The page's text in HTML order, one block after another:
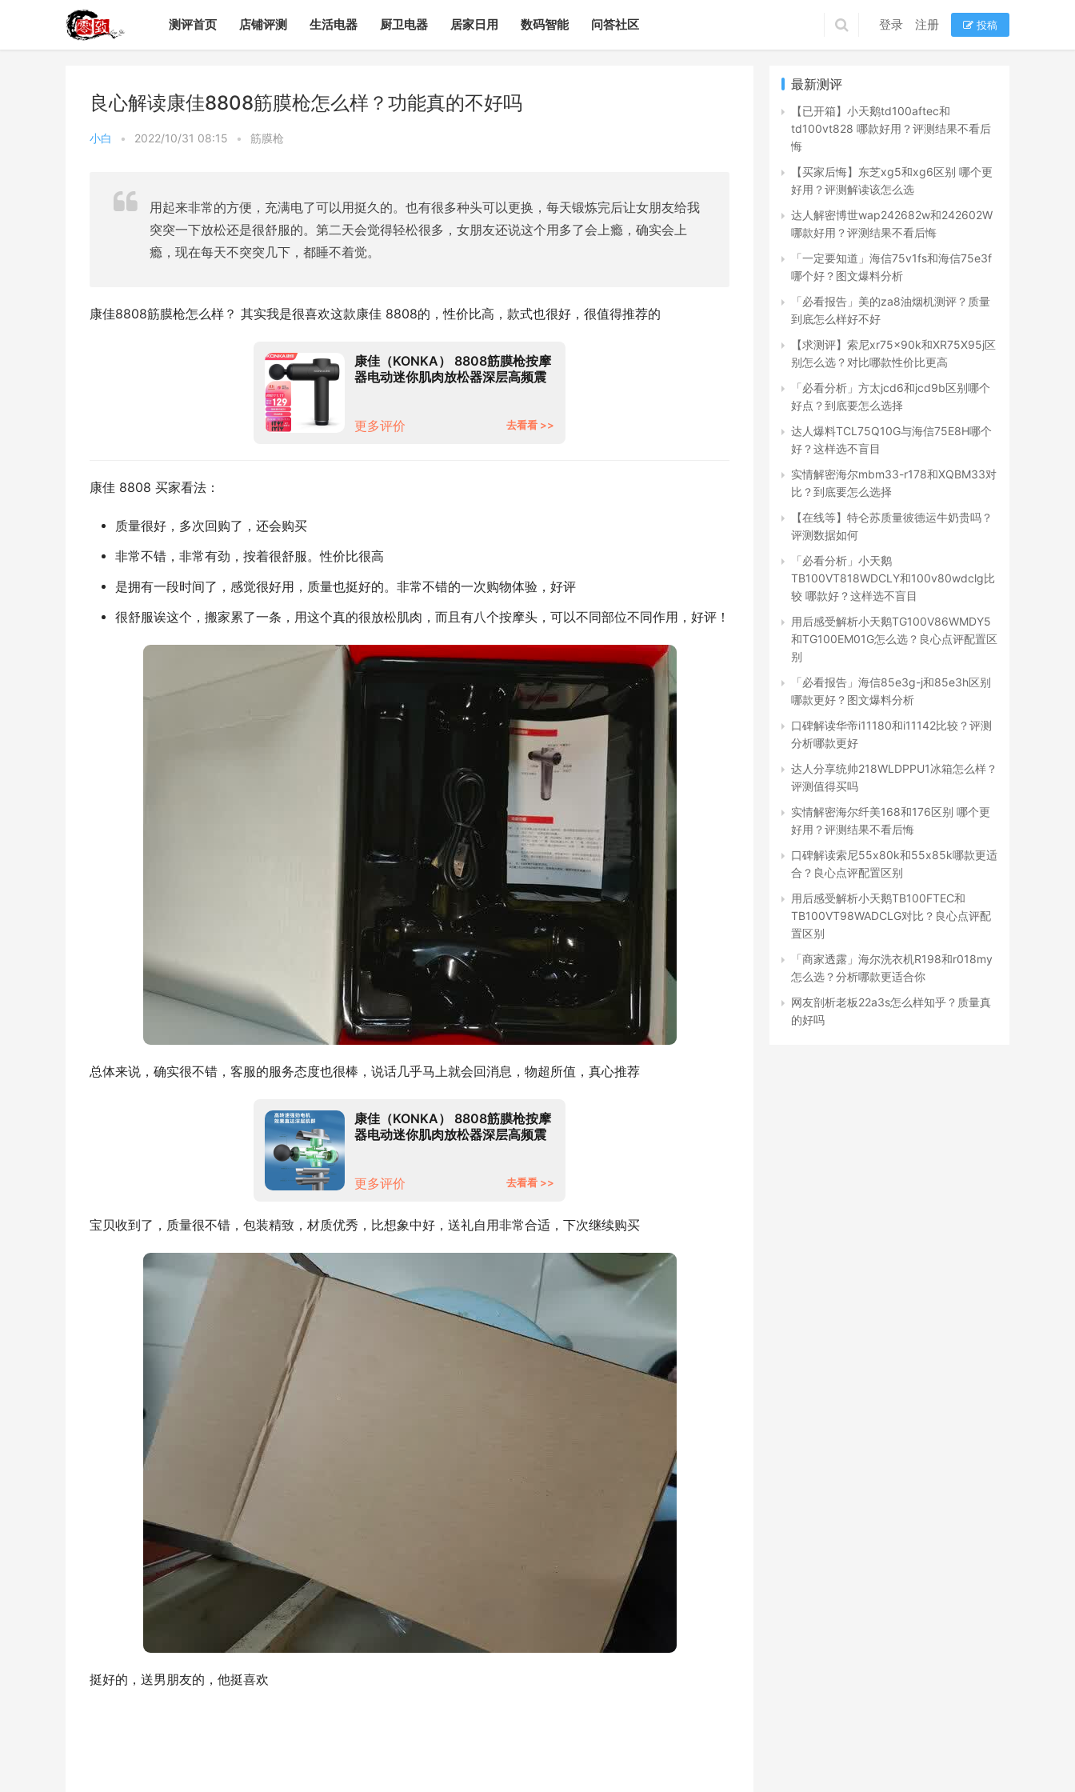
测评首页 店铺评测 生活电器 厨卫电器 居家日用 数码智能 问答社区 登录 注册 投稿
良心解读康佳8808筋膜枪怎么样？功能真的不好吗
小白 • 2022/10/31 08:15 • 筋膜枪
用起来非常的方便，充满电了可以用挺久的。也有很多种头可以更换，每天锻炼完后让女朋友给我
突突一下放松还是很舒服的。第二天会觉得轻松很多，女朋友还说这个用多了会上瘾，确实会上
瘾，现在每天不突突几下，都睡不着觉。
康佳8808筋膜枪怎么样？ 其实我是很喜欢这款康佳 8808的，性价比高，款式也很好，很值得推荐的
康佳（KONKA） 8808筋膜枪按摩
器电动迷你肌肉放松器深层高频震
更多评价 去看看 >>
康佳 8808 买家看法：
质量很好，多次回购了，还会购买
非常不错，非常有劲，按着很舒服。性价比很高
是拥有一段时间了，感觉很好用，质量也挺好的。非常不错的一次购物体验，好评
很舒服诶这个，搬家累了一条，用这个真的很放松肌肉，而且有八个按摩头，可以不同部位不同作用，好评！
总体来说，确实很不错，客服的服务态度也很棒，说话几乎马上就会回消息，物超所值，真心推荐
康佳（KONKA） 8808筋膜枪按摩
器电动迷你肌肉放松器深层高频震
更多评价 去看看 >>
宝贝收到了，质量很不错，包装精致，材质优秀，比想象中好，送礼自用非常合适，下次继续购买
挺好的，送男朋友的，他挺喜欢
最新测评
【已开箱】小天鹅td100aftec和
td100vt828 哪款好用？评测结果不看后
悔
【买家后悔】东芝xg5和xg6区别 哪个更
好用？评测解读该怎么选
达人解密博世wap242682w和242602W
哪款好用？评测结果不看后悔
「一定要知道」海信75v1fs和海信75e3f
哪个好？图文爆料分析
「必看报告」美的za8油烟机测评？质量
到底怎么样好不好
【求测评】索尼xr75x90k和XR75X95j区
别怎么选？对比哪款性价比更高
「必看分析」方太jcd6和jcd9b区别哪个
好点？到底要怎么选择
达人爆料TCL75Q10G与海信75E8H哪个
好？这样选不盲目
实情解密海尔mbm33-r178和XQBM33对
比？到底要怎么选择
【在线等】特仑苏质量彼德运牛奶贵吗？
评测数据如何
「必看分析」小天鹅
TB100VT818WDCLY和100v80wdclg比
较 哪款好？这样选不盲目
用后感受解析小天鹅TG100V86WMDY5
和TG100EM01G怎么选？良心点评配置区
别
「必看报告」海信85e3g-j和85e3h区别
哪款更好？图文爆料分析
口碑解读华帝i11180和i11142比较？评测
分析哪款更好
达人分享统帅218WLDPPU1冰箱怎么样？
评测值得买吗
实情解密海尔纤美168和176区别 哪个更
好用？评测结果不看后悔
口碑解读索尼55x80k和55x85k哪款更适
合？良心点评配置区别
用后感受解析小天鹅TB100FTEC和
TB100VT98WADCLG对比？良心点评配
置区别
「商家透露」海尔洗衣机R198和r018my
怎么选？分析哪款更适合你
网友剖析老板22a3s怎么样知乎？质量真
的好吗